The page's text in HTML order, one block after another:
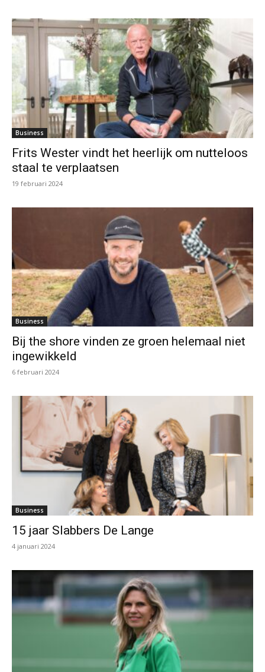
Business
Frits Wester vindt het heerlijk om nutteloos
staal te verplaatsen
19 februari 2024
Business
Bij the shore vinden ze groen helemaal niet
ingewikkeld
6 februari 2024
Business
15 jaar Slabbers De Lange
4 januari 2024